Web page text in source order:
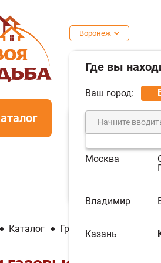
Воронеж
Где вы
Ваш город:
Москва
Владимир
Казань
Каталог Грили и Тандыры